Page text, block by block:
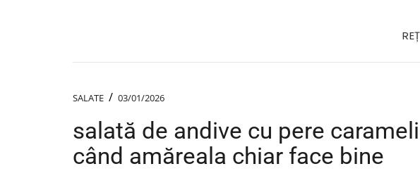
SALATE / 03/01/2026
salată de andive cu pere
când amăreala chiar face bine